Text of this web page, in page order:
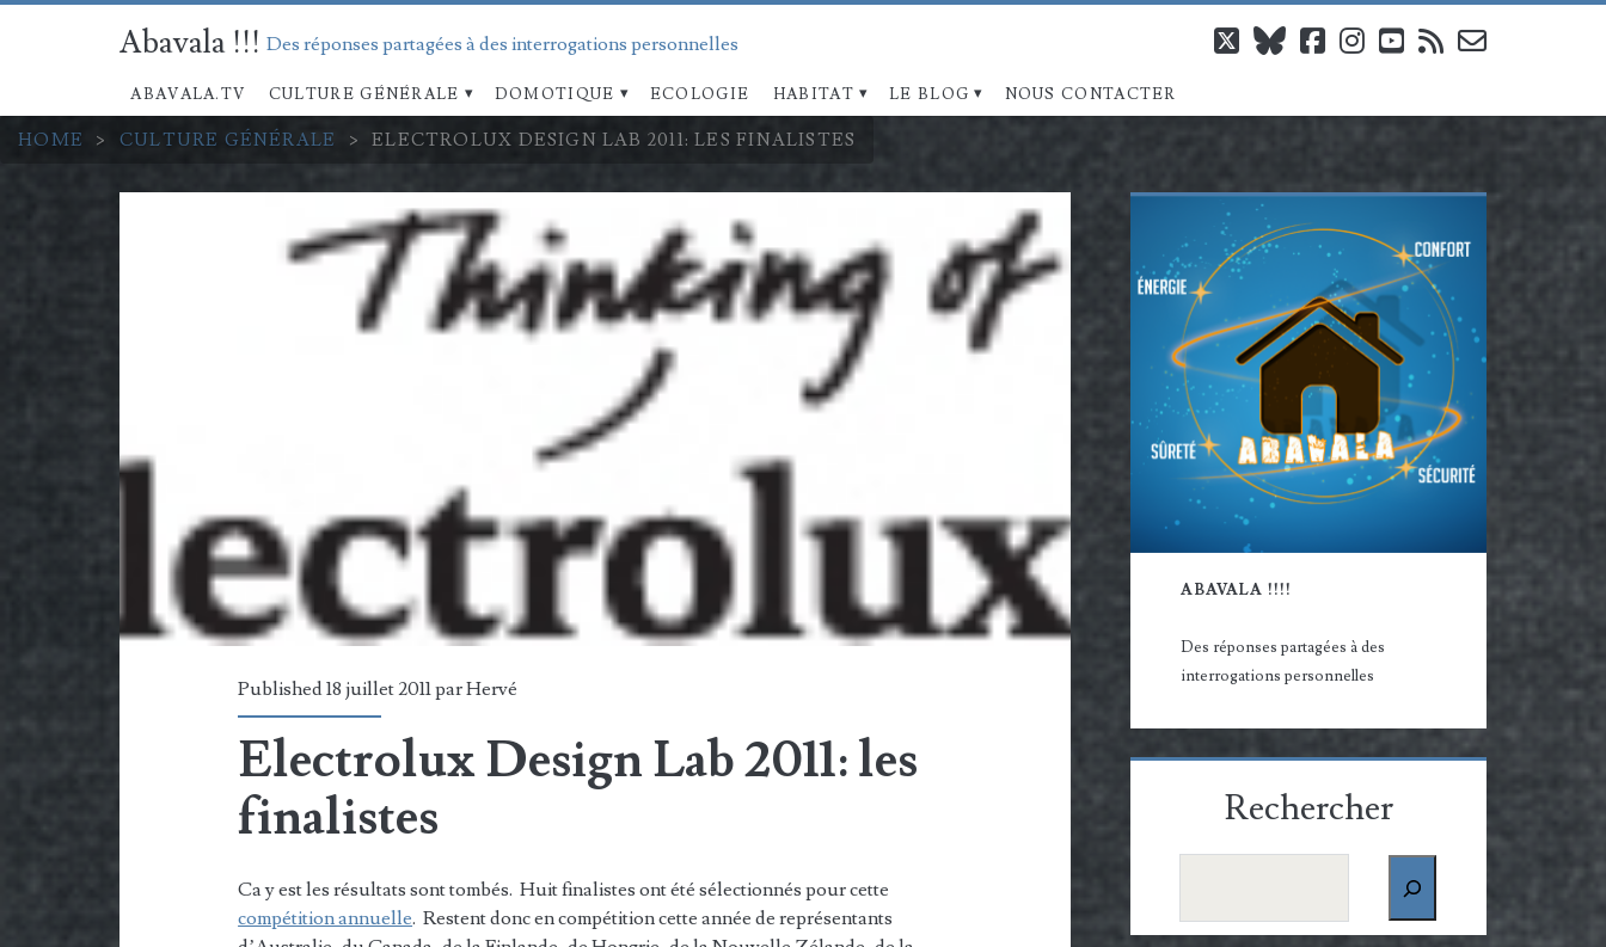
Abavala !!! Des réponses partagées à des interrogations personnelles
ABAVALA.TV CULTURE GÉNÉRALE DOMOTIQUE ECOLOGIE HABITAT LE BLOG NOUS CONTACTER
twitterblueskyfacebook
instagram
youtube
rss email-
HOME > CULTURE GÉNÉRALE > ELECTROLUX DESIGN LAB 2011: LES FINALISTES
Published 18 juillet 2011 parHervé
Electrolux Design Lab 2011: les
finalistes
Ca y est les résultats sont tombés. Huit finalistes ont été sélectionnés pour cette
compétition annuelle. Restent donc en compétition cette année de représentants
Barre
latérale
principale
ABAVALA !!!!
Des réponses partagées à des
interrogations personnelles
Rechercher